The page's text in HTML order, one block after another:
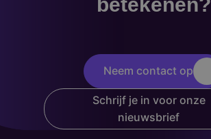
Neem contact op
Schrijf je in voor onze
nieuwsbrief